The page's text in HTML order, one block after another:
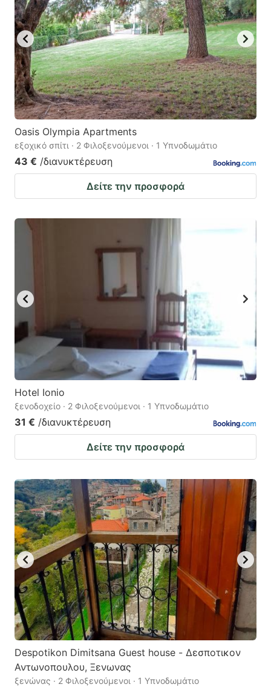
Oasis Olympia Apartments
εξοχικό σπίτι · 2 Φιλοξενούμενοι · 1 Υπνοδωμάτιο
43 € /διανυκτέρευση
Δείτε την προσφορά
Hotel Ionio
ξενοδοχείο · 2 Φιλοξενούμενοι · 1 Υπνοδωμάτιο
31 € /διανυκτέρευση
Δείτε την προσφορά
Despotikon Dimitsana Guest house - Δεσποτικον
Αντωνοπουλου, Ξενωνας
ξενώνας · 2 Φιλοξενούμενοι · 1 Υπνοδωμάτιο